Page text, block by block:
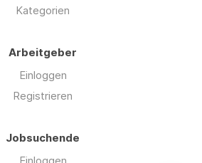
Kategorien
Arbeitgeber
Einloggen
Registrieren
Jobsuchende